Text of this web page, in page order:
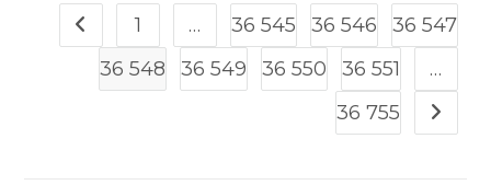
Go to the previous page
1 … 36 545 36 546
36 547
36 548
36 549 36 550 36 551
…
36 755
Aller à